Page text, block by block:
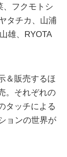
、フクモトシ
タチカ、山浦
雄、RYOTA
＆販売するほ
。それぞれの
タッチによる
ョンの世界が